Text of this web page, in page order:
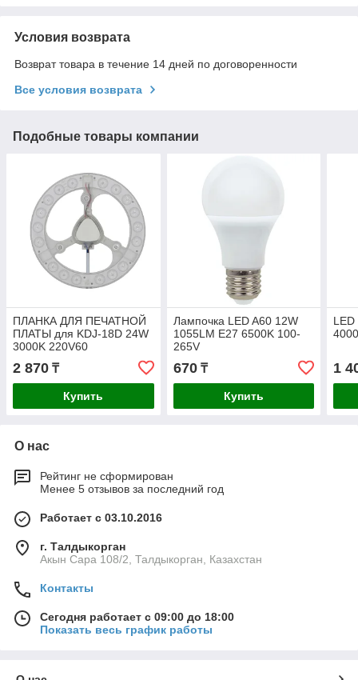
Условия возврата
Возврат товара в течение 14 дней по договоренности
Все условия возврата
Подобные товары компании
ПЛАНКА ДЛЯ ПЕЧАТНОЙ
ПЛАТЫ для KDJ-18D 24W
3000K 220V60
2 870 ₸
Купить
Лампочка LED A60 12W
1055LM E27 6500K 100-
265V
670₸
Купить
1
О нас
Рейтинг не сформирован
Менее 5 отзывов за последний год
Работает с 03.10.2016
г. Талдыкорган
Акын Сара 108/2, Талдыкорган, Казахстан
Контакты
Сегодня работает с 09:00 до 18:00
Показать весь график работы